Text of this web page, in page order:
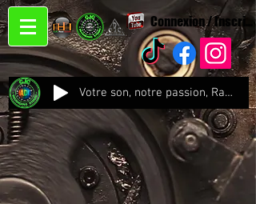
Connexion /
Votre son, notre passion, Radio CJC Recording Studio , là où chaque note prend vie !